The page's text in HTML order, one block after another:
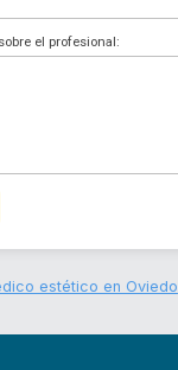
el profesional:
estético en Oviedo